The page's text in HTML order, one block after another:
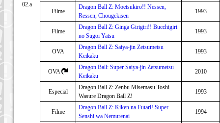
02.a
Filme
Dragon Ball Z: Moetsukiro!! Nessen,
Ressen, Chougekisen
1993
Filme
Dragon Ball Z: Ginga Girigiri!! Bucchigiri
no Sugoi Yatsu
1993
OVA
Dragon Ball Z: Saiya-jin Zetsumetsu
Keikaku
1993
OVA
Dragon Ball: Super Saiya-jin Zetsumetsu
Keikaku
2010
Especial
Dragon Ball Z: Zenbu Misemasu Toshi
Wasure Dragon Ball Z!
1993
Filme
Dragon Ball Z: Kiken na Futari! Super
Senshi wa Nemurenai
1994